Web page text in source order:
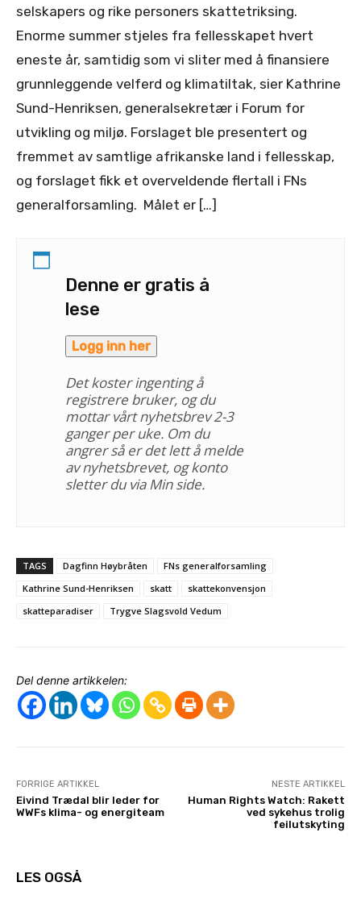
selskapers og rike personers skattetriksing.
Enorme summer stjeles fra fellesskapet hvert
eneste år, samtidig som vi sliter med å finansiere
grunnleggende velferd og klimatiltak, sier Kathrine
Sund-Henriksen, generalsekretær i Forum for
utvikling og miljø. Forslaget ble presentert og
fremmet av samtlige afrikanske land i fellesskap,
og forslaget fikk et overveldende flertall i FNs
generalforsamling. Målet er […]
Denne er gratis å
lese
Logg inn her
Det koster ingenting å
registrere bruker, og du
mottar vårt nyhetsbrev 2-3
ganger per uke. Om du
angrer så er det lett å melde
av nyhetsbrevet, og konto
sletter du via Min side.
TAGS Dagfinn Høybråten
FNs generalforsamling
Kathrine Sund-Henriksen
skatt
skattekonvensjon
skatteparadiser
Trygve Slagsvold Vedum
Del denne artikkelen:
FORRIGE ARTIKKEL
Eivind Trædal blir leder for
WWFs klima- og energiteam
NESTE ARTIKKEL
Human Rights Watch: Rakett
ved sykehus trolig
feilutskyting
LES OGSÅ